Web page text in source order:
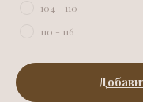
104 - 110
110 - 116